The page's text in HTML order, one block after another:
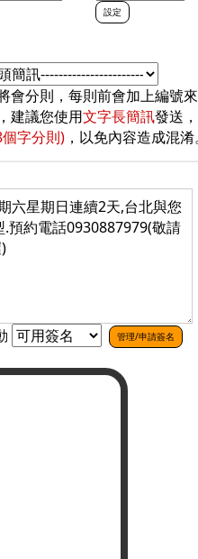
設定
會分則，每則前會加上編號
建議您使用文字長簡訊發送
字分則) ，以免內容造成混
管理/申請簽名